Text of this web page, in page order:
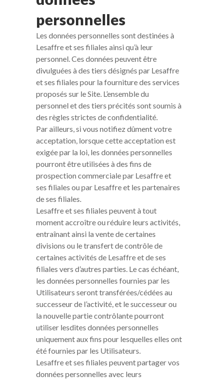
personnelles
Les données personnelles sont destinées à
Lesaffre et ses filiales ainsi qu’à leur
personnel. Ces données peuvent être
divulguées à des tiers désignés par Lesaffre
et ses filiales pour la fourniture des services
proposés sur le Site. L’ensemble du
personnel et des tiers précités sont soumis à
des règles strictes de confidentialité.
Par ailleurs, si vous notifiez dûment votre
acceptation, lorsque cette acceptation est
exigée par la loi, les données personnelles
pourront être utilisées à des fins de
prospection commerciale par Lesaffre et
ses filiales ou par Lesaffre et les partenaires
de ses filiales.
Lesaffre et ses filiales peuvent à tout
moment accroître ou réduire leurs activités,
entraînant ainsi la vente de certaines
divisions ou le transfert de contrôle de
certaines activités de Lesaffre et de ses
filiales vers d’autres parties. Le cas échéant,
les données personnelles fournies par les
Utilisateurs seront transférées/cédées au
successeur de l’activité, et le successeur ou
la nouvelle partie contrôlante pourront
utiliser lesdites données personnelles
uniquement aux fins pour lesquelles elles ont
été fournies par les Utilisateurs.
Lesaffre et ses filiales peuvent partager vos
données personnelles avec leurs